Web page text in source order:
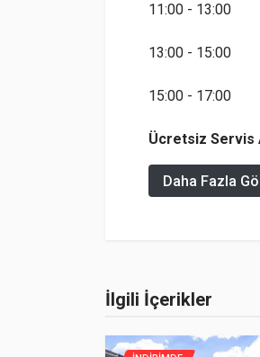
11:00 - 13:00
13:00 - 15:00
15:00 - 17:00
Ücretsiz Servis
Ölüdeniz
Kayaköy
Kayaköy, Türkiye'nin
Daha Fazla
Rezervasyon
Genel Puan: 9 | Personel
ormanla içiçe bir ortamda
İlgili İçerikler